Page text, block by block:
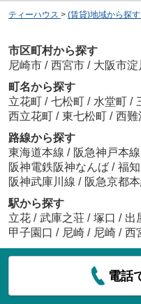
ティーハウス > (賃貸)地域から探す
市区町村から探す
尼崎市 / 西宮市 / 大阪市淀
町名から探す
立花町 / 七松町 / 水堂町 /
西立花町 / 東七松町 / 西難
路線から探す
東海道本線 / 阪急神戸本線
阪神電鉄阪神なんば / 福
阪神武庫川線 / 阪急京都
駅から探す
立花 / 武庫之荘 / 塚口 / 出
甲子園口 / 尼崎 / 尼崎 / 西
電話